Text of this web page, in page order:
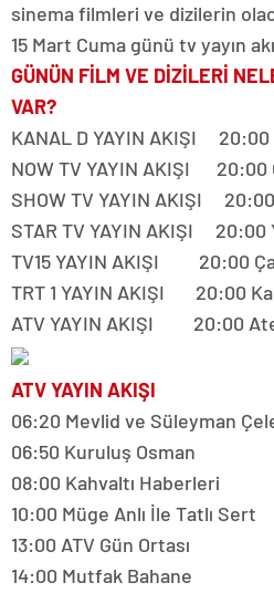
sinema filmleri ve dizilerin
15 Mart Cuma günü tv yayın
GÜNÜN FİLM VE DİZİLERİ
VAR?
KANAL D YAYIN AKIŞI
NOW TV YAYIN AKIŞI 20:00
SHOW TV YAYIN AKIŞI 20:00
STAR TV YAYIN AKIŞI 20:00
TV15 YAYIN AKIŞI 20:00
TRT 1 YAYIN AKIŞI 20:00
ATV YAYIN AKIŞI 20:00
ATV YAYIN AKIŞI
06:20 Mevlid ve Süleyman
06:50 Kuruluş Osman
08:00 Kahvaltı Haberleri
10:00 Müge Anlı İle Tatlı Sert
13:00 ATV Gün Ortası
14:00 Mutfak Bahane